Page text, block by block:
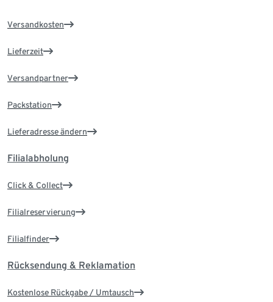
Versandkosten
Lieferzeit
Versandpartner
Packstation
Lieferadresse ändern
Filialabholung
Click & Collect
Filialreservierung
Filialfinder
Rücksendung & Reklamation
Kostenlose Rückgabe / Umtausch